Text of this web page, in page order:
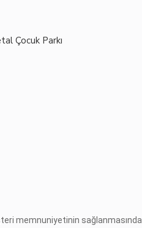
Çocuk Parkı
memnuniyetinin sağlanmasında